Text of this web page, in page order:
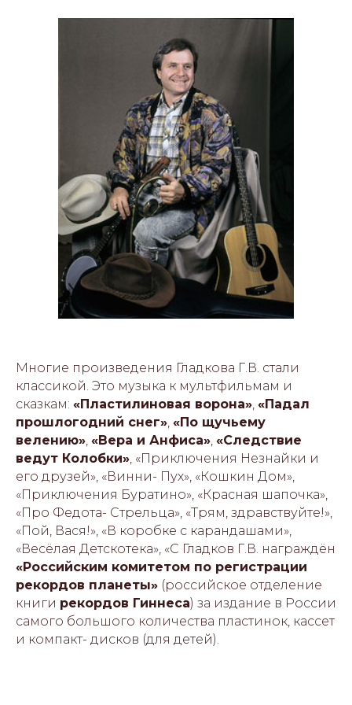
Многие произведения Гладкова Г.В. стали
классикой. Это музыка к мультфильмам и
сказкам: «Пластилиновая ворона», «Падал
прошлогодний снег», «По щучьему
велению», «Вера и Анфиса», «Следствие
ведут Колобки», «Приключения Незнайки и
его друзей», «Винни- Пух», «Кошкин Дом»,
«Приключения Буратино», «Красная шапочка»,
«Про Федота- Стрельца», «Трям, здравствуйте!»,
«Пой, Вася!», «В коробке с карандашами»,
«Весёлая Детскотека», «С Гладков Г.В. награждён
«Российским комитетом по регистрации
рекордов планеты» (российское отделение
книги рекордов Гиннеса) за издание в России
самого большого количества пластинок, кассет
и компакт- дисков (для детей).